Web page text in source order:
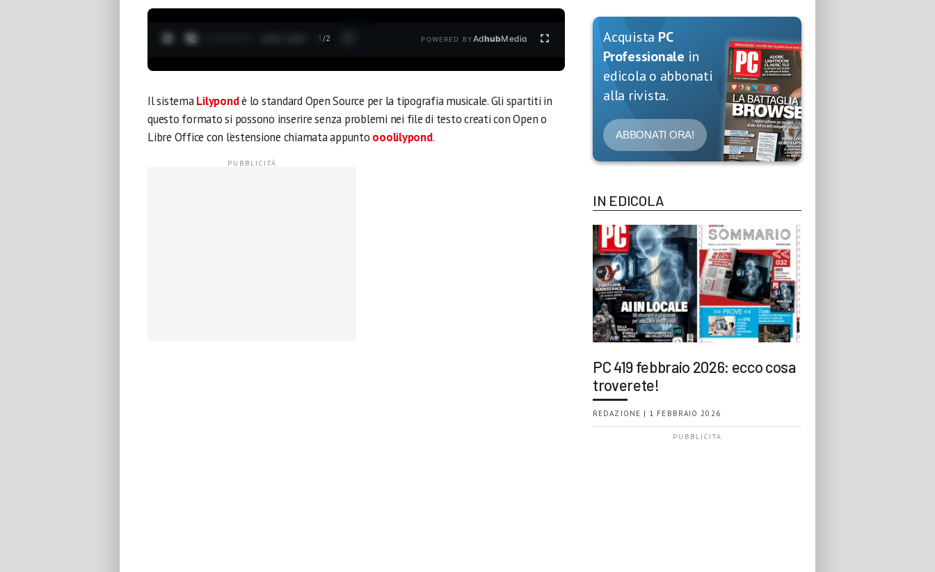
1 /2 POWERED BYAdhubMedia
Il sistemaLilypondè lo standard Open Source per la tipografia musicale. Gli spartiti in
questo formato si possono inserire senza problemi nei file di testo creati con Open o
Libre Office con l’estensione chiamata appunto ooolilypond.
Acquista PC
Professionale in
edicola o abbonati
alla rivista.
ABBONATI ORA!
IN EDICOLA
PC 419 febbraio 2026: ecco cosa
troverete!
REDAZIONE | 1 FEBBRAIO 2026